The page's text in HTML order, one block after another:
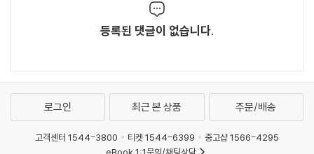
등록된 댓글이 없습니다.
로그인 최근 본 상품 주문/배송
고객센터 1544-3800 티켓 1544-6399
중고샵 1566-4295
eBook 1:1문의/채팅상담